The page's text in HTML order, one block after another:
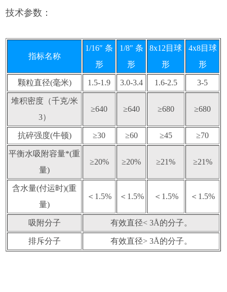
技术参数：
指标名称
1/16″ 条
形
1/8″ 条
形
8x12目球
形
4x8目球
形
颗粒直径(毫米) 1.5-1.9 3.0-3.4 1.6-2.5 3-5
堆积密度（千克/米
3）
≥640 ≥640 ≥680 ≥680
抗碎强度(牛顿) ≥30 ≥60 ≥45 ≥70
平衡水吸附容量*(重
量)
≥20% ≥20% ≥21% ≥21%
含水量(付运时)(重
量)
＜1.5% ＜1.5% ＜1.5% ＜1.5%
吸附分子 有效直径< 3Å的分子。
排斥分子 有效直径> 3Å的分子。